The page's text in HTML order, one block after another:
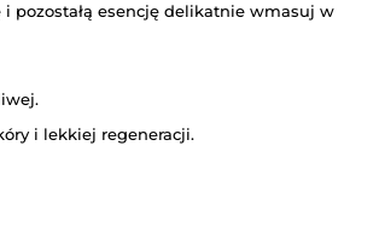
pozostałą esencję delikatnie wmasuj w
i lekkiej regeneracji.